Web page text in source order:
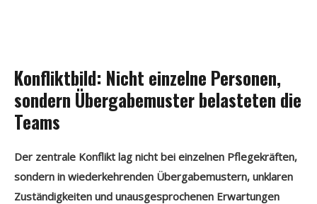
Konfliktbild: Nicht einzelne Personen,
sondern Übergabemuster belasteten die
Teams
Der zentrale Konflikt lag nicht bei einzelnen Pflegekräften,
sondern in wiederkehrenden Übergabemustern, unklaren
Zuständigkeiten und unausgesprochenen Erwartungen